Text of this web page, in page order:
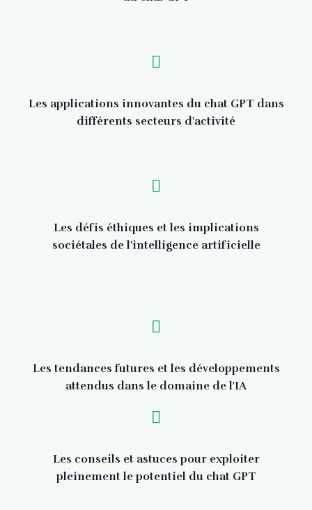
Les applications innovantes du chat GPT dans
différents secteurs d'activité
Les défis éthiques et les implications
sociétales de l'intelligence artificielle
Les tendances futures et les développements
attendus dans le domaine de l'IA
Les conseils et astuces pour exploiter
pleinement le potentiel du chat GPT